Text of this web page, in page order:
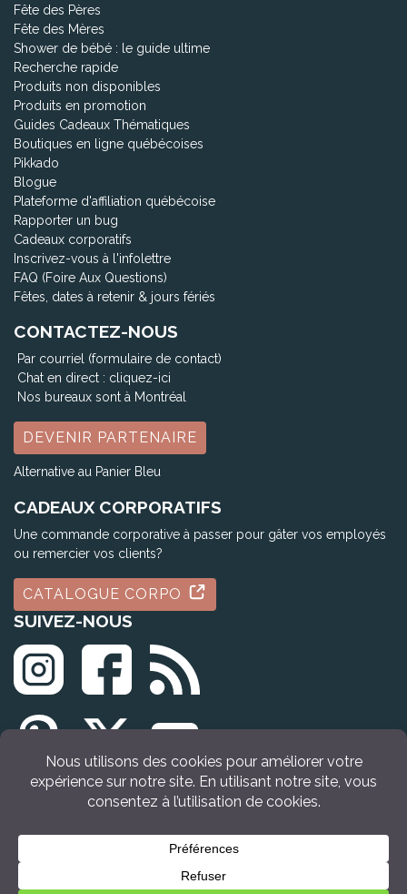
Fête des Pères
Fête des Mères
Shower de bébé : le guide ultime
Recherche rapide
Produits non disponibles
Produits en promotion
Guides Cadeaux Thématiques
Boutiques en ligne québécoises
Pikkado
Blogue
Plateforme d'affiliation québécoise
Rapporter un bug
Cadeaux corporatifs
Inscrivez-vous à l'infolettre
FAQ (Foire Aux Questions)
Fêtes, dates à retenir & jours fériés
CONTACTEZ-NOUS
Par courriel (formulaire de contact)
Chat en direct : cliquez-ici
Nos bureaux sont à Montréal
DEVENIR PARTENAIRE
Alternative au Panier Bleu
CADEAUX CORPORATIFS
Une commande corporative à passer pour gâter vos employés
ou remercier vos clients?
CATALOGUE CORPO
SUIVEZ-NOUS
© Tous droits réservés Idée Cadeau Québec (2009 - 2026)